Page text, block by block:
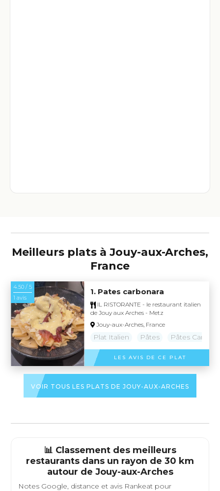
Meilleurs plats à Jouy-aux-Arches,
France
4.50 / 5
1 avis
1. Pates carbonara
IL RISTORANTE - le restaurant italien
de Jouy aux Arches - Metz
Jouy-aux-Arches, France
Plat Italien Pâtes Pâtes
LES AVIS DE CE PLAT
VOIR TOUS LES PLATS DE JOUY-AUX-ARCHES
📊 Classement des meilleurs
restaurants dans un rayon de 30 km
autour de Jouy-aux-Arches
Notes Google, distance et avis Rankeat pour